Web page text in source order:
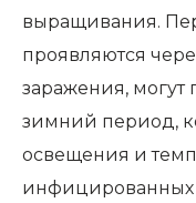
выращивания.
проявляются
заражения, могут
зимний период,
освещения и
инфицированных